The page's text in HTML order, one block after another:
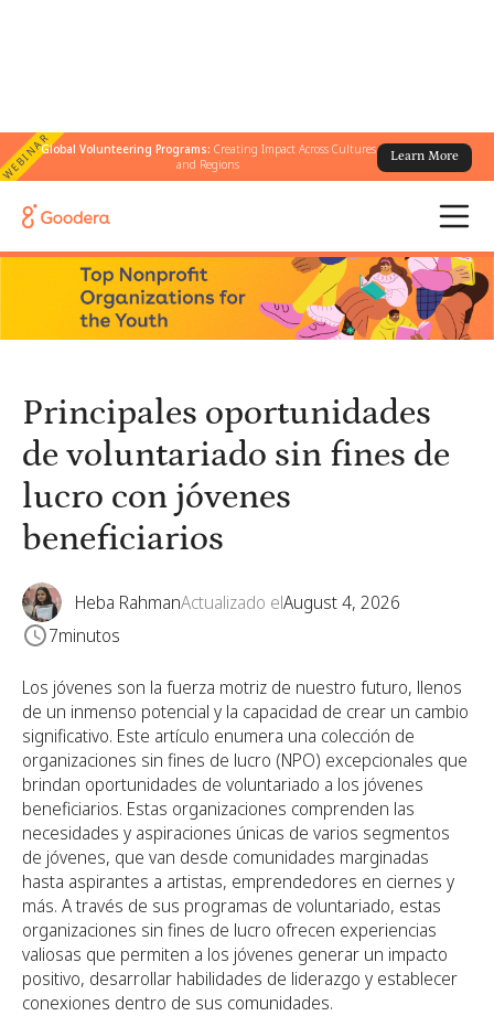
WEBINARGlobal Volunteering Programs: Creating Impact Across Cultures
and Regions
Learn More
← Todos los blogs
/
jóvenes beneficiarios
Principales oportunidades
de voluntariado sin fines de
lucro con jóvenes
beneficiarios
Heba RahmanActualizado elAugust 4, 2026
7minutos
Los jóvenes son la fuerza motriz de nuestro futuro, llenos
de un inmenso potencial y la capacidad de crear un cambio
significativo. Este artículo enumera una colección de
organizaciones sin fines de lucro (NPO) excepcionales que
brindan oportunidades de voluntariado a los jóvenes
beneficiarios. Estas organizaciones comprenden las
necesidades y aspiraciones únicas de varios segmentos
de jóvenes, que van desde comunidades marginadas
hasta aspirantes a artistas, emprendedores en ciernes y
más. A través de sus programas de voluntariado, estas
organizaciones sin fines de lucro ofrecen experiencias
valiosas que permiten a los jóvenes generar un impacto
positivo, desarrollar habilidades de liderazgo y establecer
conexiones dentro de sus comunidades.